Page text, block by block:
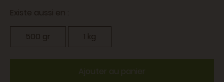
Existe aussi en :
500 gr 1 kg
Ajouter au panier